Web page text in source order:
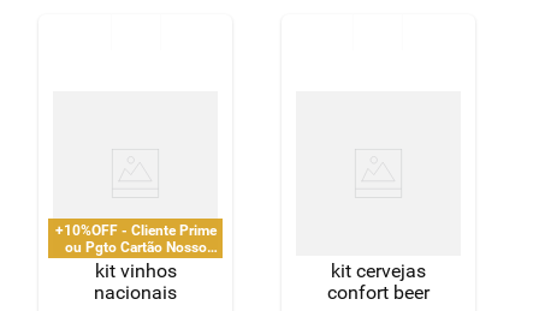
+10%OFF - Cliente Prime
ou Pgto Cartão Nosso
Pay
kit vinhos
nacionais
kit cervejas
confort beer